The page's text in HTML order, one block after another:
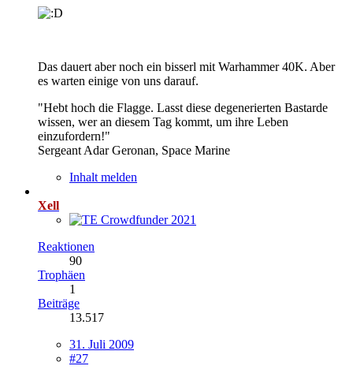
Das dauert aber noch ein bisserl mit Warhammer 40K. Aber
es warten einige von uns darauf.
"Hebt hoch die Flagge. Lasst diese degenerierten Bastarde
wissen, wer an diesem Tag kommt, um ihre Leben
einzufordern!"
Sergeant Adar Geronan, Space Marine
Inhalt melden
Xell
Reaktionen
90
Trophäen
1
Beiträge
13.517
31. Juli 2009
#27